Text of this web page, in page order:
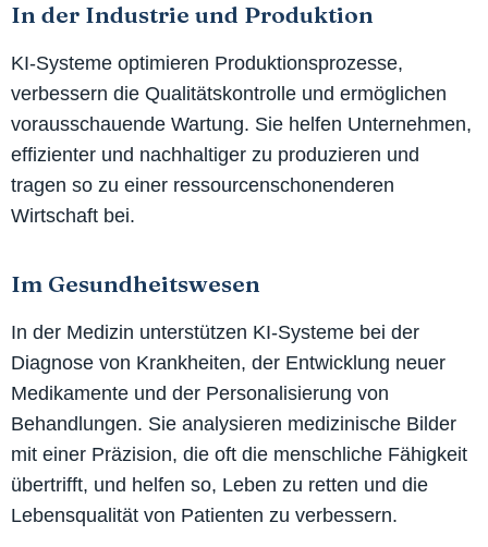
In der Industrie und Produktion
KI-Systeme optimieren Produktionsprozesse,
verbessern die Qualitätskontrolle und ermöglichen
vorausschauende Wartung. Sie helfen Unternehmen,
effizienter und nachhaltiger zu produzieren und
tragen so zu einer ressourcenschonenderen
Wirtschaft bei.
Im Gesundheitswesen
In der Medizin unterstützen KI-Systeme bei der
Diagnose von Krankheiten, der Entwicklung neuer
Medikamente und der Personalisierung von
Behandlungen. Sie analysieren medizinische Bilder
mit einer Präzision, die oft die menschliche Fähigkeit
übertrifft, und helfen so, Leben zu retten und die
Lebensqualität von Patienten zu verbessern.